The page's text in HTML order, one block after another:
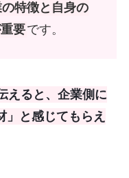
特徴と自身の
要です。
えると、企業側に
」と感じてもらえ